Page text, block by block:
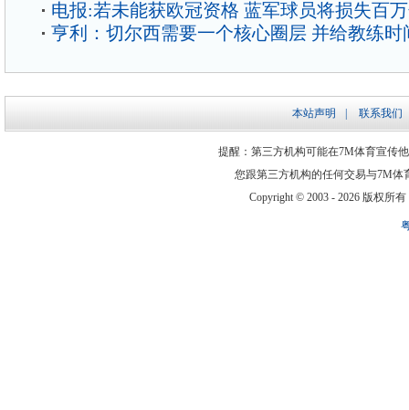
电报:若未能获欧冠资格 蓝军球员将损失百
亨利：切尔西需要一个核心圈层 并给教练时
本站声明 联系我们
提醒：第三方机构可能在7M体育宣传
您跟第三方机构的任何交易与7M
Copyright © 2003 - 2026 版权所有